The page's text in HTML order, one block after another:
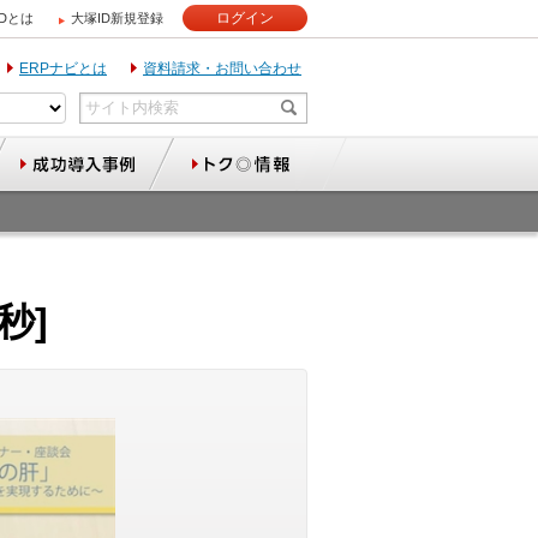
とは 大塚ID新規登録 ログイン
ERPナビとは 資料請求・お問い合わせ
]